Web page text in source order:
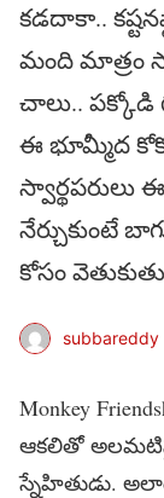
క‌డ‌దాకా..
మంది మాత్రం
చాలు.. ప‌క్కోడి
ఈ భూమ్మీద
స్వార్థ‌ప‌రులు
నేర్చుకుంటే
కోసం
subbareddy
Monkey
ఆక‌లితో
స్నేహితుడు.